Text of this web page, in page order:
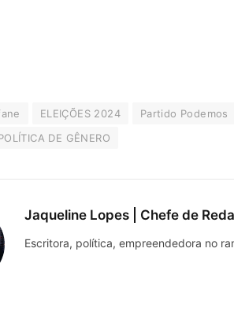
ELEIÇÕES 2024
Partido Podemos
DE GÊNERO
Jaqueline Lopes | Chefe de
Escritora, política, empreendedora no